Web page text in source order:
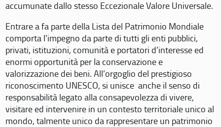
accumunate dallo stesso Eccezionale Valore Universale.
Entrare a fa parte della Lista del Patrimonio Mondiale
comporta l’impegno da parte di tutti gli enti pubblici,
privati, istituzioni, comunità e portatori d’interesse ed
enormi opportunità per la conservazione e
valorizzazione dei beni. All’orgoglio del prestigioso
riconoscimento UNESCO, si unisce anche il senso di
responsabilità legato alla consapevolezza di vivere,
visitare ed intervenire in un contesto territoriale unico al
mondo, talmente unico da rappresentare un patrimonio